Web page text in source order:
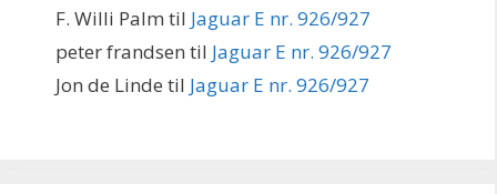
F. Willi Palm til Jaguar E nr. 926/927
peter frandsen til Jaguar E nr. 926/927
Jon de Linde til Jaguar E nr. 926/927